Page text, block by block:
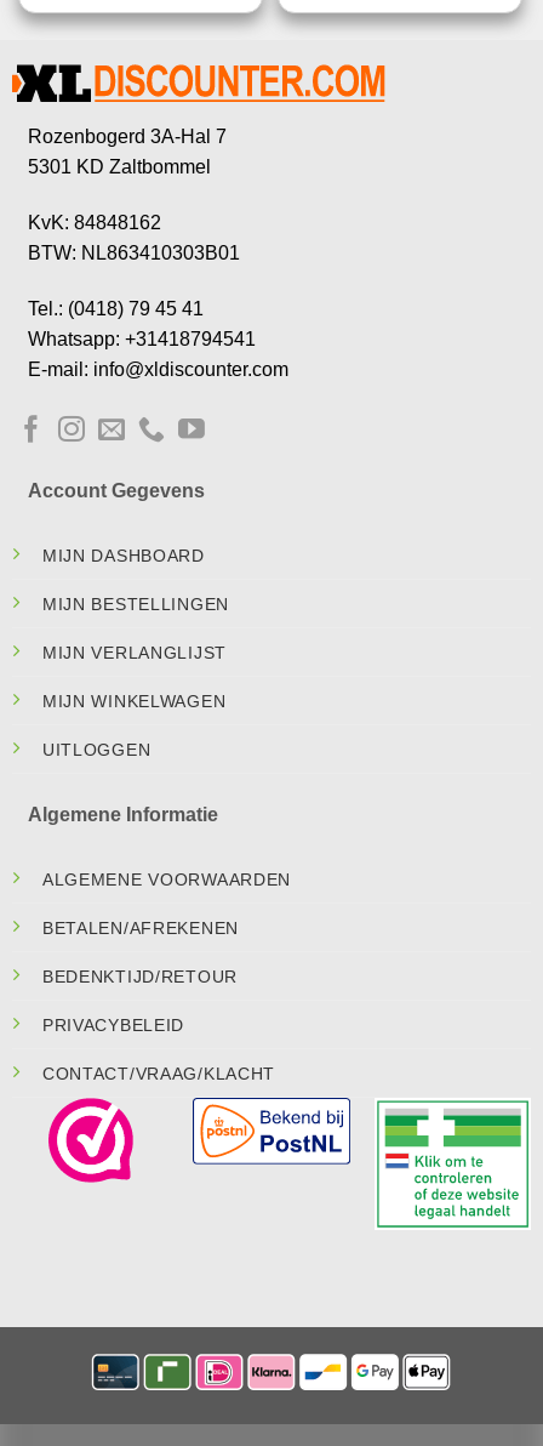
Rozenbogerd 3A-Hal 7
5301 KD Zaltbommel
KvK: 84848162
BTW: NL863410303B01
Tel.: (0418) 79 45 41
Whatsapp: +31418794541
E-mail: info@xldiscounter.com
Account Gegevens
MIJN DASHBOARD
MIJN BESTELLINGEN
MIJN VERLANGLIJST
MIJN WINKELWAGEN
UITLOGGEN
Algemene Informatie
ALGEMENE VOORWAARDEN
BETALEN/AFREKENEN
BEDENKTIJD/RETOUR
PRIVACYBELEID
CONTACT/VRAAG/KLACHT